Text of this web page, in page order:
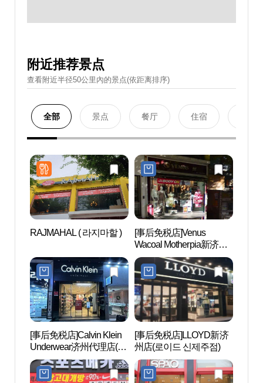
附近推荐景点
查看附近半径50公里內的景点(依距离排序)
全部 景点 餐厅 住宿
RAJMAHAL ( 라지마할 )
[事后免税店]Venus
Wacoal Motherpia新济州
特别自治道店(비너스 와
코루 마더피아 신제주특
별자치도점)
[事后免税店]Calvin Klein
Underwear济州代理店(캘
빈클라인언더웨어 제주
대리점)
[事后免税店]LLOYD新济
州店(로이드 신제주점)